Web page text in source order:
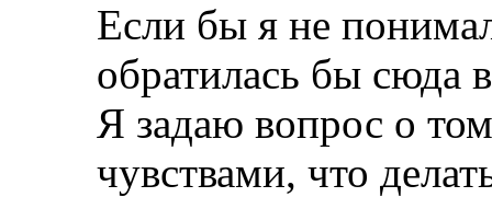
Если бы я не
обратилась бы сюда
Я задаю вопрос о
чувствами, что